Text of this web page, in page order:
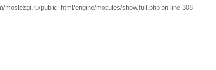
moslezgi.ru/public_html/engine/modules/show.full.php on line 308